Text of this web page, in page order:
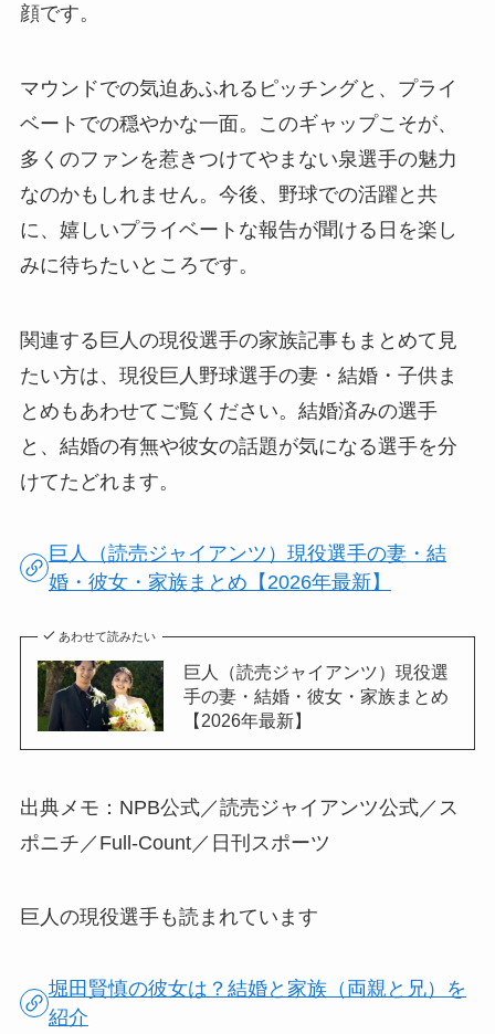
顔です。
マウンドでの気迫あふれるピッチングと、プライ
ベートでの穏やかな一面。このギャップこそが、
多くのファンを惹きつけてやまない泉選手の魅力
なのかもしれません。今後、野球での活躍と共
に、嬉しいプライベートな報告が聞ける日を楽し
みに待ちたいところです。
関連する巨人の現役選手の家族記事もまとめて見
たい方は、現役巨人野球選手の妻・結婚・子供ま
とめもあわせてご覧ください。結婚済みの選手
と、結婚の有無や彼女の話題が気になる選手を分
けてたどれます。
巨人（読売ジャイアンツ）現役選手の妻・結
婚・彼女・家族まとめ【2026年最新】
あわせて読みたい
巨人（読売ジャイアンツ）現役選
手の妻・結婚・彼女・家族まとめ
【2026年最新】
出典メモ：NPB公式／読売ジャイアンツ公式／ス
ポニチ／Full-Count／日刊スポーツ
巨人の現役選手も読まれています
堀田賢慎の彼女は？結婚と家族（両親と兄）を
紹介